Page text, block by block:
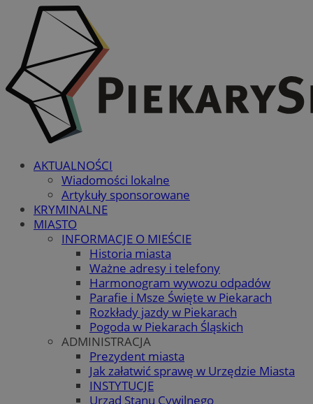
AKTUALNOŚCI
Wiadomości lokalne
Artykuły sponsorowane
KRYMINALNE
MIASTO
INFORMACJE O MIEŚCIE
Historia miasta
Ważne adresy i telefony
Harmonogram wywozu odpadów
Parafie i Msze Święte w Piekarach
Rozkłady jazdy w Piekarach
Pogoda w Piekarach Śląskich
ADMINISTRACJA
Prezydent miasta
Jak załatwić sprawę w Urzędzie Miasta
INSTYTUCJE
Urząd Stanu Cywilnego